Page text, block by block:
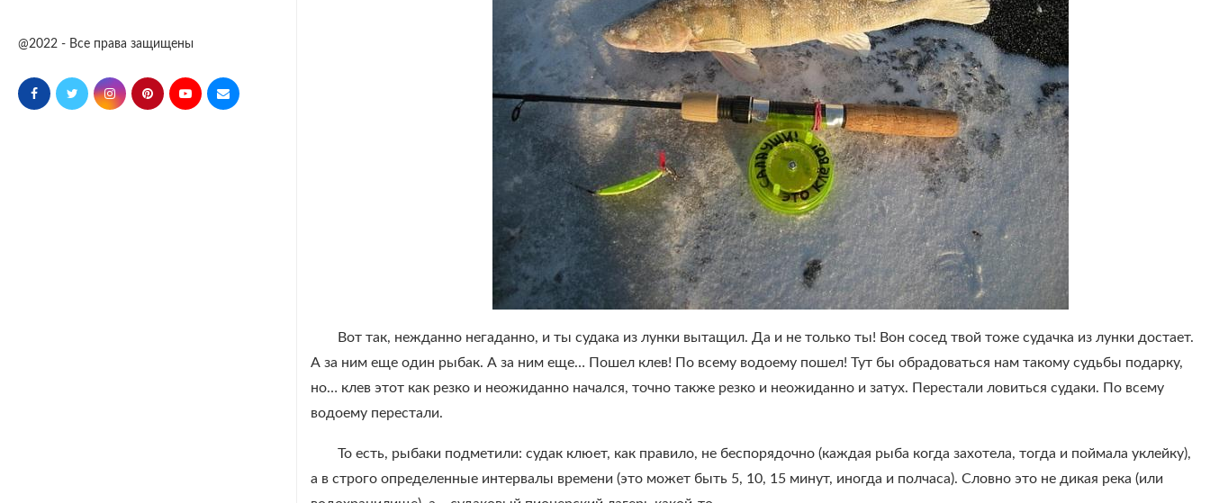
@2022 - Все права защищены
Вот так, нежданно негаданно, и ты судака из лунки вытащил. Да и не только ты! Вон сосед твой тоже судачка из лунки достает.
А за ним еще один рыбак. А за ним еще… Пошел клев! По всему водоему пошел! Тут бы обрадоваться нам такому судьбы подарку,
но… клев этот как резко и неожиданно начался, точно также резко и неожиданно и затух. Перестали ловиться судаки. По всему
водоему перестали.
То есть, рыбаки подметили: судак клюет, как правило, не беспорядочно (каждая рыба когда захотела, тогда и поймала уклейку),
а в строго определенные интервалы времени (это может быть 5, 10, 15 минут, иногда и полчаса). Словно это не дикая река (или